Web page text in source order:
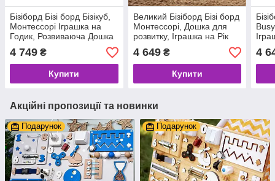
Бізіборд Бізі борд Бізікуб,
Монтессорі Іграшка на
Годик, Розвиваюча Дошка
4 749 ₴
Купити
Великий Бізіборд Бізі борд
Монтессорі, Дошка для
розвитку, Іграшка на Рік
дитині, Бізікуб для самих
маленьких
4 649₴
Купити
4
Акційні пропозиції та новинки
Подарунок Подарунок